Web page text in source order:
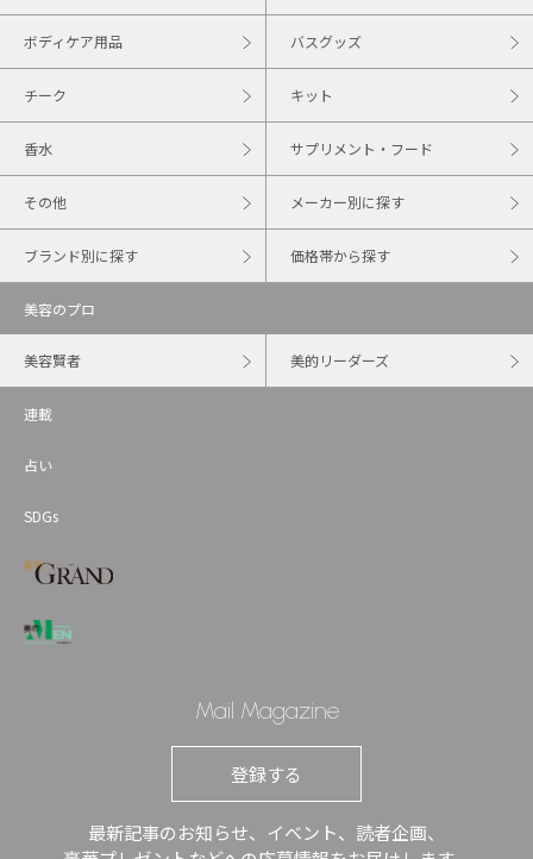
ボディケア用品 バスグッズ
チーク キット
香水 サプリメント・フード
その他 メーカー別に探す
ブランド別に探す 価格帯から探す
美容のプロ
美容賢者 美的リーダーズ
連載
占い
SDGs
Mail Magazine
登録する
最新記事のお知らせ、イベント、読者企画、